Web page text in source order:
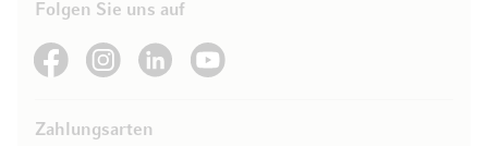
Folgen Sie uns auf
See our FacebookSee our Instagram account
See our LinkedInSee our YouTube channel
Zahlungsarten